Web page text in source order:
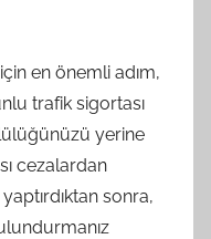
en önemli adım,
trafik sigortası
yerine
cezalardan
yaptırdıktan sonra,